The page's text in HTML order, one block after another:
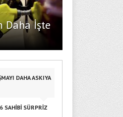
Daha İşte
DAHA ASKIYA
SAHIBI SÜRPRIZ